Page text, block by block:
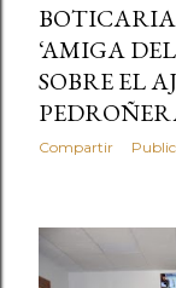
‘AMIGA
SOBRE EL
Compartir